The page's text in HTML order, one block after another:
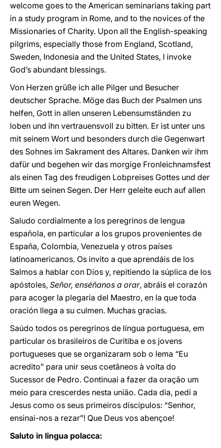
welcome goes to the American seminarians taking part
in a study program in Rome, and to the novices of the
Missionaries of Charity. Upon all the English-speaking
pilgrims, especially those from England, Scotland,
Sweden, Indonesia and the United States, I invoke
God’s abundant blessings.
Von Herzen grüße ich alle Pilger und Besucher
deutscher Sprache. Möge das Buch der Psalmen uns
helfen, Gott in allen unseren Lebensumständen zu
loben und ihn vertrauensvoll zu bitten. Er ist unter uns
mit seinem Wort und besonders durch die Gegenwart
des Sohnes im Sakrament des Altares. Danken wir ihm
dafür und begehen wir das morgige Fronleichnamsfest
als einen Tag des freudigen Lobpreises Gottes und der
Bitte um seinen Segen. Der Herr geleite euch auf allen
euren Wegen.
Saludo cordialmente a los peregrinos de lengua
española, en particular a los grupos provenientes de
España, Colombia, Venezuela y otros países
latinoamericanos. Os invito a que aprendáis de los
Salmos a hablar con Dios y, repitiendo la súplica de los
apóstoles, Señor, enséñanos a orar, abráis el corazón
para acoger la plegaria del Maestro, en la que toda
oración llega a su culmen. Muchas gracias.
Saúdo todos os peregrinos de língua portuguesa, em
particular os brasileiros de Curitiba e os jovens
portugueses que se organizaram sob o lema “Eu
acredito” para unir seus coetâneos à volta do
Sucessor de Pedro. Continuai a fazer da oração um
meio para crescerdes nesta união. Cada dia, pedi a
Jesus como os seus primeiros discípulos: “Senhor,
ensinai-nos a rezar”! Que Deus vos abençoe!
Saluto in lingua polacca: